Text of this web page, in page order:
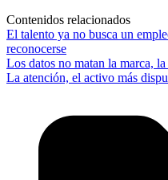
Contenidos relacionados
El talento ya no busca un
reconocerse
Los datos no matan la marca,
La atención, el activo más